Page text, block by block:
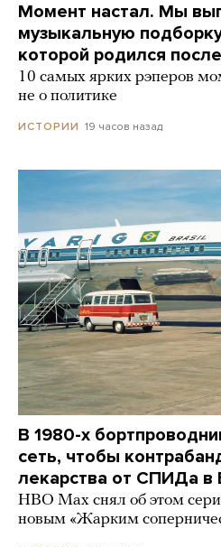
Момент настал. Мы
музыкальную
которой родился
10 самых ярких рэперов
не о политике
ИСТОРИИ 19 часов назад
В 1980-х
сеть, чтобы
лекарства от СПИДа в
HBO Max снял об этом
новым «Жарким